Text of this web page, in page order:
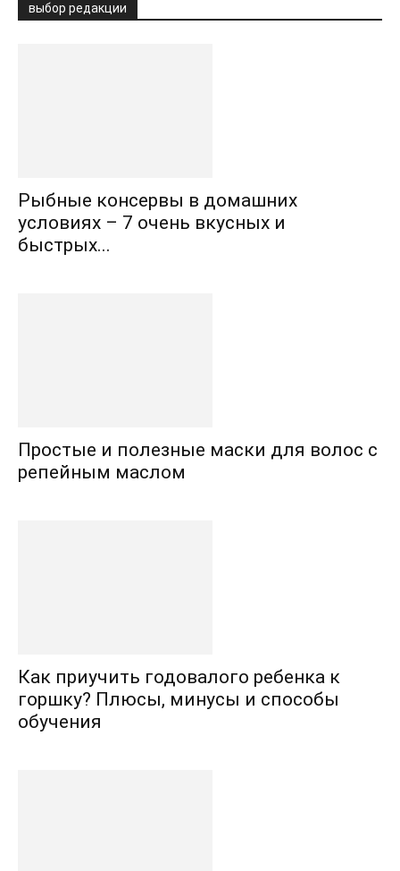
выбор редакции
Рыбные консервы в домашних
условиях – 7 очень вкусных и
быстрых...
Простые и полезные маски для волос с
репейным маслом
Как приучить годовалого ребенка к
горшку? Плюсы, минусы и способы
обучения